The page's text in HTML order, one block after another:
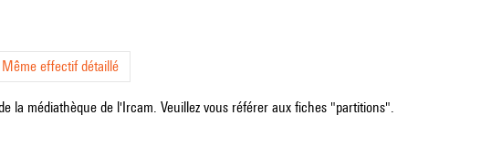
Même effectif détaillé
la médiathèque de l'Ircam. Veuillez vous référer aux fiches "partitions".